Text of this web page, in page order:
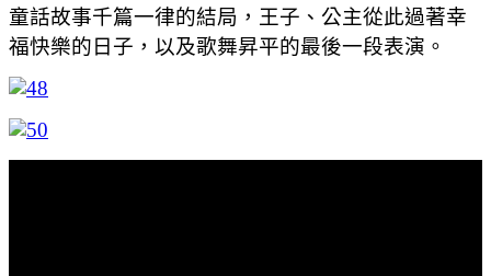
童話故事千篇一律的結局，王子、公主從此過著幸
福快樂的日子，以及歌舞昇平的最後一段表演。